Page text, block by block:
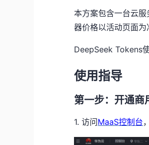
本方案包含一台云
器价格以活动页面为
DeepSeek Tokens
使用指导
第一步：开通商
1. 访问MaaS控制台